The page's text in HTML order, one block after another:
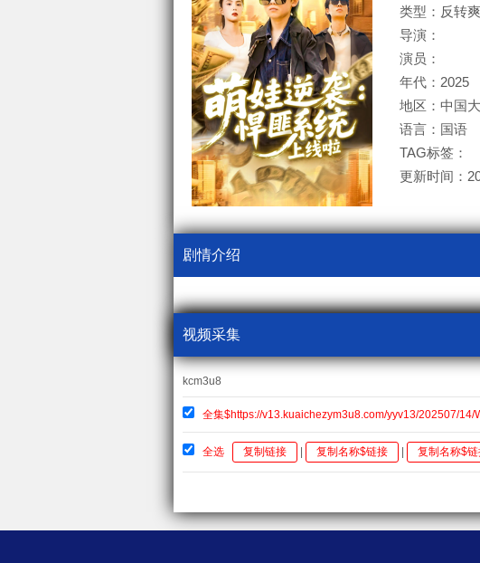
类型：反转
导演：
演员：
年代：2025
地区：中国
语言：国语
TAG标签：
更新时间：
剧情介绍
视频采集
kcm3u8
全集$https://v13.kuaichezym3u8.com/yyv13/202507/
全选 复制链接 复制名称$链接 复制名称$